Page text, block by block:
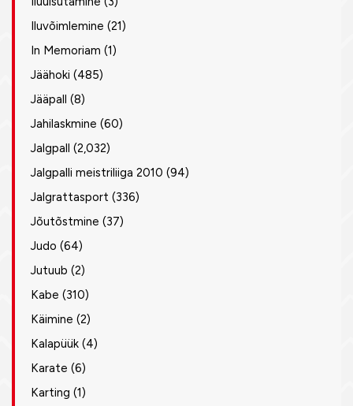
Iluvõimlemine (21)
In Memoriam (1)
Jäähoki (485)
Jääpall (8)
Jahilaskmine (60)
Jalgpall (2,032)
Jalgpalli meistriliiga 2010 (94)
Jalgrattasport (336)
Jõutõstmine (37)
Judo (64)
Jutuub (2)
Kabe (310)
Käimine (2)
Kalapüük (4)
Karate (6)
Karting (1)